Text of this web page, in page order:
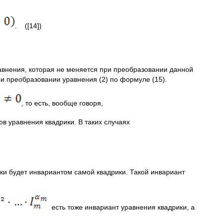
. ([14])
которая не меняется при преобразовании данной
преобразовании уравнения (2) по формуле (15).
, то есть, вообще говоря,
квадрики. В таких случаях
будет инвариантом самой квадрики. Такой инвариант
есть тоже инвариант уравнения квадрики, а